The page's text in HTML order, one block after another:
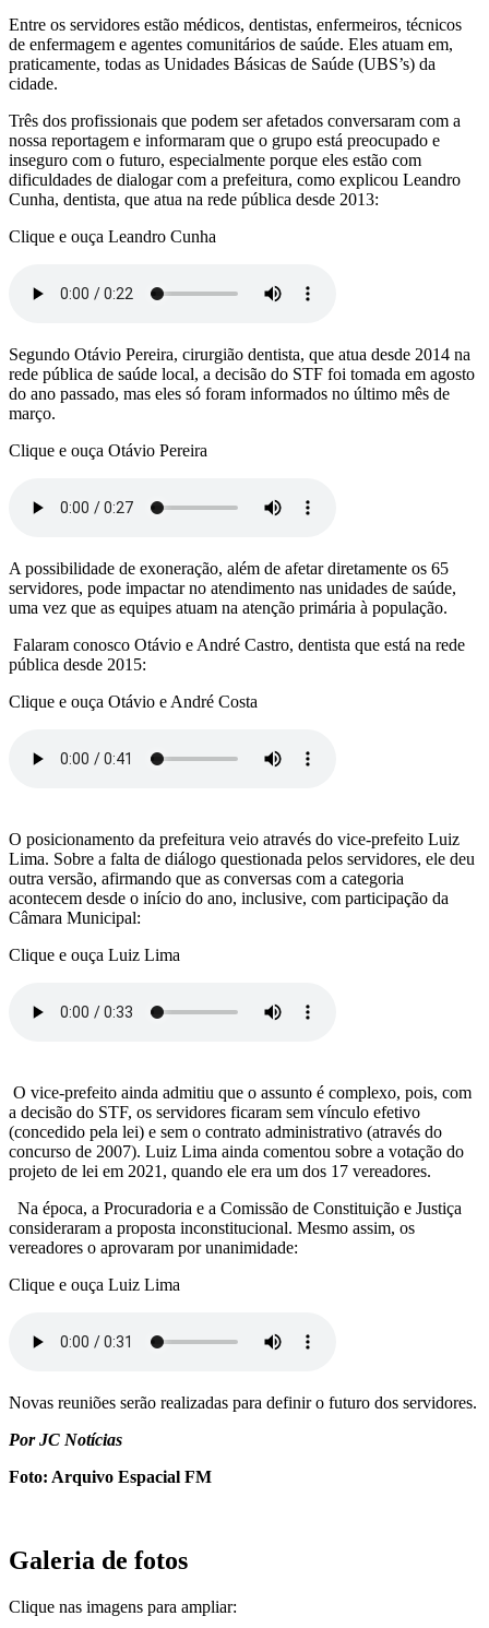
Entre os servidores estão médicos, dentistas, enfermeiros, técnicos
de enfermagem e agentes comunitários de saúde. Eles atuam em,
praticamente, todas as Unidades Básicas de Saúde (UBS’s) da
cidade.
Três dos profissionais que podem ser afetados conversaram com a
nossa reportagem e informaram que o grupo está preocupado e
inseguro com o futuro, especialmente porque eles estão com
dificuldades de dialogar com a prefeitura, como explicou Leandro
Cunha, dentista, que atua na rede pública desde 2013:
Clique e ouça Leandro Cunha
Segundo Otávio Pereira, cirurgião dentista, que atua desde 2014 na
rede pública de saúde local, a decisão do STF foi tomada em agosto
do ano passado, mas eles só foram informados no último mês de
março.
Clique e ouça Otávio Pereira
A possibilidade de exoneração, além de afetar diretamente os 65
servidores, pode impactar no atendimento nas unidades de saúde,
uma vez que as equipes atuam na atenção primária à população.
Falaram conosco Otávio e André Castro, dentista que está na rede
pública desde 2015:
Clique e ouça Otávio e André Costa
O posicionamento da prefeitura veio através do vice-prefeito Luiz
Lima. Sobre a falta de diálogo questionada pelos servidores, ele deu
outra versão, afirmando que as conversas com a categoria
acontecem desde o início do ano, inclusive, com participação da
Câmara Municipal:
Clique e ouça Luiz Lima
O vice-prefeito ainda admitiu que o assunto é complexo, pois, com
a decisão do STF, os servidores ficaram sem vínculo efetivo
(concedido pela lei) e sem o contrato administrativo (através do
concurso de 2007). Luiz Lima ainda comentou sobre a votação do
projeto de lei em 2021, quando ele era um dos 17 vereadores.
Na época, a Procuradoria e a Comissão de Constituição e Justiça
consideraram a proposta inconstitucional. Mesmo assim, os
vereadores o aprovaram por unanimidade:
Clique e ouça Luiz Lima
Novas reuniões serão realizadas para definir o futuro dos servidores.
Por JC Notícias
Foto: Arquivo Espacial FM
Galeria de fotos
Clique nas imagens para ampliar: